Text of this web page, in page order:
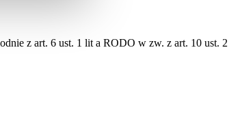
z art. 6 ust. 1 lit a RODO w zw. z art. 10 ust. 2